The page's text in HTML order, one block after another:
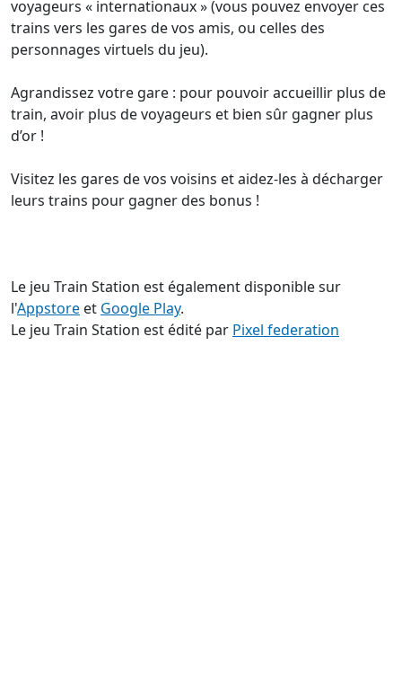
voyageurs « internationaux » (vous pouvez envoyer ces
trains vers les gares de vos amis, ou celles des
personnages virtuels du jeu).
Agrandissez votre gare : pour pouvoir accueillir plus de
train, avoir plus de voyageurs et bien sûr gagner plus
d’or !
Visitez les gares de vos voisins et aidez-les à décharger
leurs trains pour gagner des bonus !
Le jeu Train Station est également disponible sur
l'Appstore et Google Play.
Le jeu Train Station est édité par Pixel federation